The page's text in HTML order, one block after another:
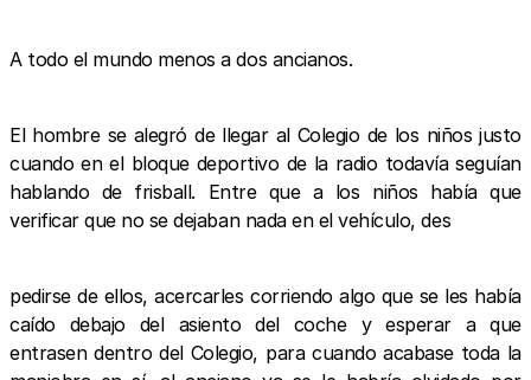
A todo el mundo menos a dos ancianos.
El hombre se alegró de llegar al Colegio de los niños justo
cuando en el bloque deportivo de la radio todavía seguían
hablando de frisball. Entre que a los niños había que
verificar que no se dejaban nada en el vehículo, des
pedirse de ellos, acercarles corriendo algo que se les había
caído debajo del asiento del coche y esperar a que
entrasen dentro del Colegio, para cuando acabase toda la